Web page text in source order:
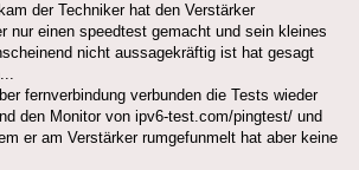
der Techniker hat den Verstärker
nur einen speedtest gemacht und sein kleines
nicht aussagekräftig ist hat gesagt
fernverbindung verbunden die Tests wieder
den Monitor von ipv6-test.com/pingtest/ und
er am Verstärker rumgefunmelt hat aber keine